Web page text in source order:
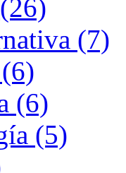
(7)
(6)
(5)